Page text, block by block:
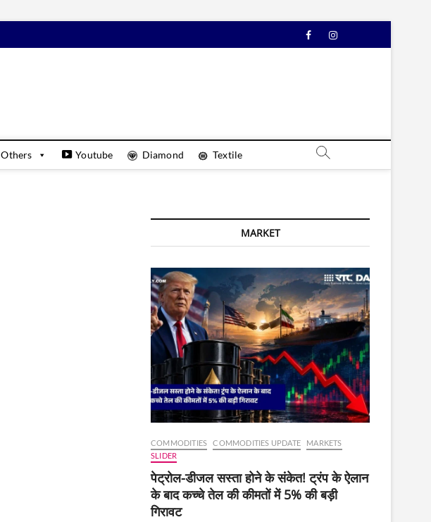
FacebookInstagram
Others Youtube Diamond Textile
MARKET
COMMODITIES COMMODITIES UPDATE
MARKETS
SLIDER
पेट्रोल-डीजल सस्ता होने के संकेत! ट्रंप के ऐलान
के बाद कच्चे तेल की कीमतों में 5% की बड़ी
गिरावट